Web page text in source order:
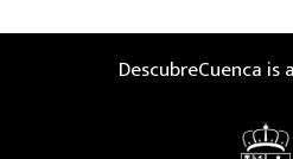
DescubreCuenca